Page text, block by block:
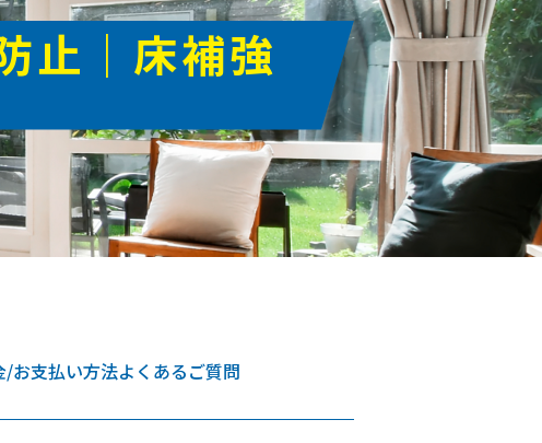
止｜床補強
/お支払い方法よくあるご質問